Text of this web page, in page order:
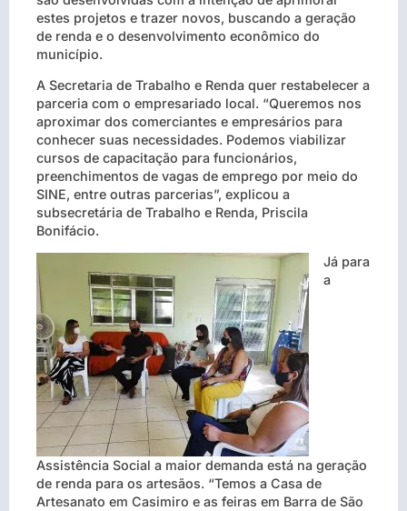
estes projetos e trazer novos, buscando a geração
de renda e o desenvolvimento econômico do
município.
A Secretaria de Trabalho e Renda quer restabelecer a
parceria com o empresariado local. “Queremos nos
aproximar dos comerciantes e empresários para
conhecer suas necessidades. Podemos viabilizar
cursos de capacitação para funcionários,
preenchimentos de vagas de emprego por meio do
SINE, entre outras parcerias”, explicou a
subsecretária de Trabalho e Renda, Priscila
Bonifácio.
Já para
a
Assistência Social a maior demanda está na geração
de renda para os artesãos. “Temos a Casa de
Artesanato em Casimiro e as feiras em Barra de São